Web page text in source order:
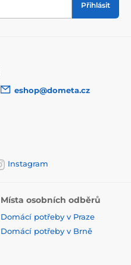
Přihlásit
eshop@dometa.cz
Instagram
Místa osobních odběrů
Domácí potřeby v Praze
Domácí potřeby v Brně